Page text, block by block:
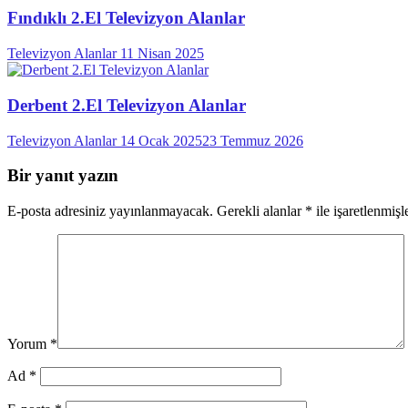
Fındıklı 2.El Televizyon Alanlar
Televizyon Alanlar 11 Nisan 2025
Derbent 2.El Televizyon Alanlar
Televizyon Alanlar 14 Ocak 202523 Temmuz 2026
Bir yanıt yazın
E-posta adresiniz yayınlanmayacak. Gerekli alanlar * ile
Yorum *
Ad *